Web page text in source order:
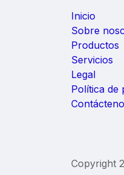
Inicio
Sobre
Productos
Servicios
Legal
Política de
Copyright